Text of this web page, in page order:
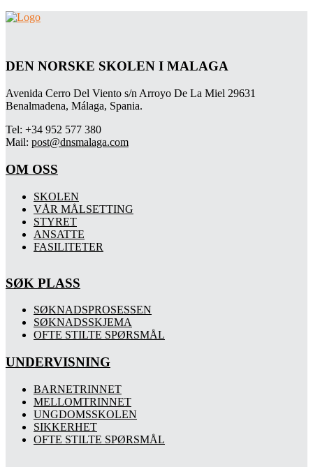
DEN NORSKE SKOLEN I MALAGA
Avenida Cerro Del Viento s/n Arroyo De La Miel 29631
Benalmadena, Málaga, Spania.
Tel: +34 952 577 380
Mail: post@dnsmalaga.com
OM OSS
SKOLEN
VÅR MÅLSETTING
STYRET
ANSATTE
FASILITETER
SØK PLASS
SØKNADSPROSESSEN
SØKNADSSKJEMA
OFTE STILTE SPØRSMÅL
UNDERVISNING
BARNETRINNET
MELLOMTRINNET
UNGDOMSSKOLEN
SIKKERHET
OFTE STILTE SPØRSMÅL